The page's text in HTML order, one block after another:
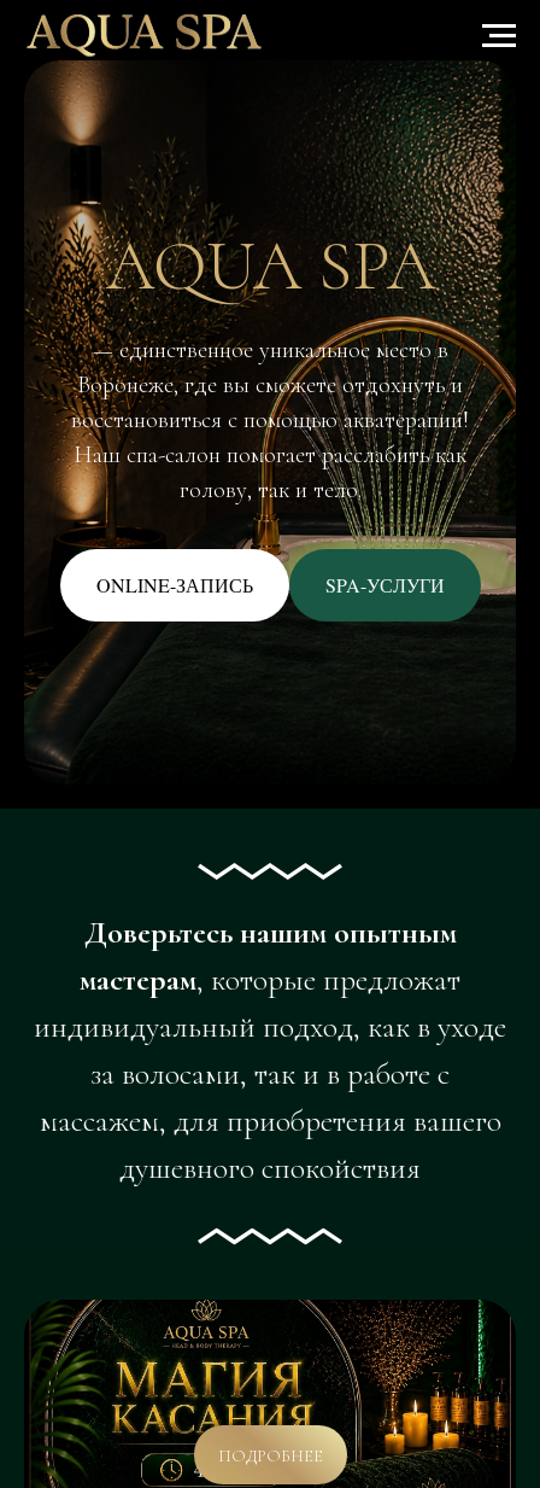
AQUA SPA
— единственное уникальное место в
Воронеже, где вы сможете отдохнуть и
восстановиться с помощью акватерапии!
Наш спа-салон помогает расслабить как
голову, так и тело.
ONLINE-ЗАПИСЬ SPA-УСЛУГИ
Доверьтесь нашим опытным
мастерам, которые предложат
индивидуальный подход, как в уходе
за волосами, так и в работе с
массажем, для приобретения вашего
душевного спокойствия
ПОДРОБНЕЕ